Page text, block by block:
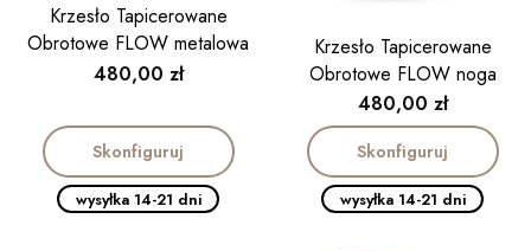
Krzesło Tapicerowane
Obrotowe FLOW metalowa
obrotnica slim
Cena
480,00 zł
Skonfiguruj
wysyłka 14-21 dni
Krzesło Tapicerowane
Obrotowe FLOW noga
metalowa
Cena
480,00 zł
Skonfiguruj
wysyłka 14-21 dni